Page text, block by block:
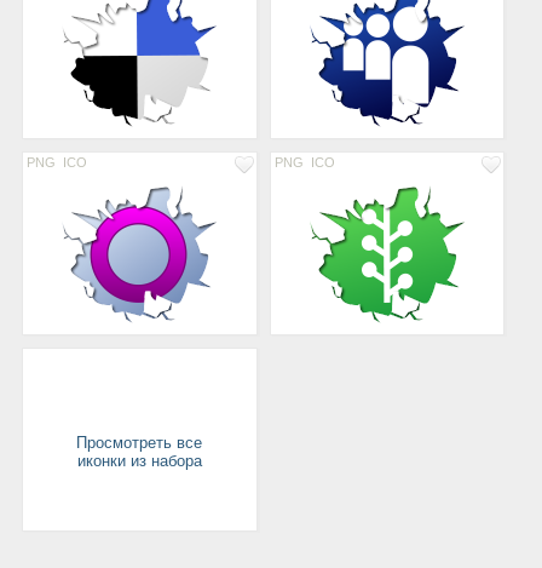
PNG ICO PNG ICO
Просмотреть все
иконки из набора